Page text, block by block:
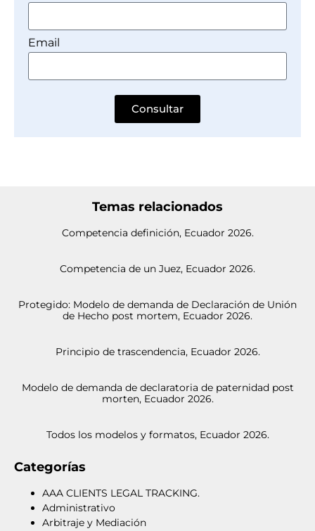
Email
Consultar
Temas relacionados
Competencia definición, Ecuador 2026.
Competencia de un Juez, Ecuador 2026.
Protegido: Modelo de demanda de Declaración de Unión
de Hecho post mortem, Ecuador 2026.
Principio de trascendencia, Ecuador 2026.
Modelo de demanda de declaratoria de paternidad post
morten, Ecuador 2026.
Todos los modelos y formatos, Ecuador 2026.
Categorías
AAA CLIENTS LEGAL TRACKING.
Administrativo
Arbitraje y Mediación